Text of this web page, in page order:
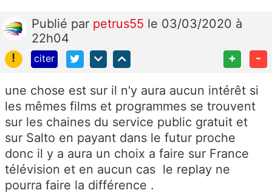
Publié par petrus55 le 03/03/2020 à
22h04
!
citer + -
une chose est sur il n'y aura aucun intérêt si
les mêmes films et programmes se trouvent
sur les chaines du service public gratuit et
sur Salto en payant dans le futur proche
donc il y a aura un choix a faire sur France
télévision et en aucun cas le replay ne
pourra faire la différence .